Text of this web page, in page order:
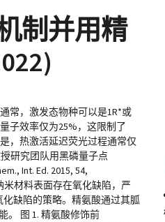
制并用精
常，激发态物种可以是1R*或
子效率仅为25%，这限制了
，热激活延迟荧光过程通常仅
研究团队用黑磷量子点
Int. Ed. 2015, 54,
米材料表面存在氧化缺陷，严
缺陷的策略。精氨酸通过其胍
。 图 1. 精氨酸修饰前